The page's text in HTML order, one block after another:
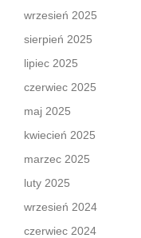
wrzesień 2025
sierpień 2025
lipiec 2025
czerwiec 2025
maj 2025
kwiecień 2025
marzec 2025
luty 2025
wrzesień 2024
czerwiec 2024